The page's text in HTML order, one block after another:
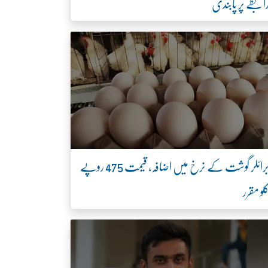
برائلر گوشت کے نرخ میں اضافہ، قیمت 475 روپے
مقرر